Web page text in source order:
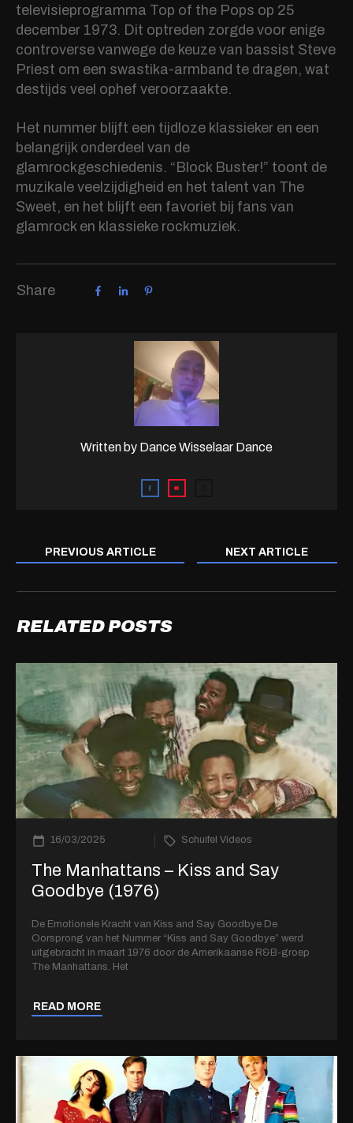
televisieprogramma Top of the Pops op 25
december 1973. Dit optreden zorgde voor enige
controverse vanwege de keuze van bassist Steve
Priest om een swastika-armband te dragen, wat
destijds veel ophef veroorzaakte.
Het nummer blijft een tijdloze klassieker en een
belangrijk onderdeel van de
glamrockgeschiedenis. “Block Buster!” toont de
muzikale veelzijdigheid en het talent van The
Sweet, en het blijft een favoriet bij fans van
glamrock en klassieke rockmuziek.
Share
Written by Dance Wisselaar Dance
PREVIOUS ARTICLE NEXT ARTICLE
RELATED POSTS
16/03/2025 Schuifel Videos
The Manhattans – Kiss and Say
Goodbye (1976)
De Emotionele Kracht van Kiss and Say Goodbye De
Oorsprong van het Nummer “Kiss and Say Goodbye” werd
uitgebracht in maart 1976 door de Amerikaanse R&B-groep
The Manhattans. Het
READ MORE